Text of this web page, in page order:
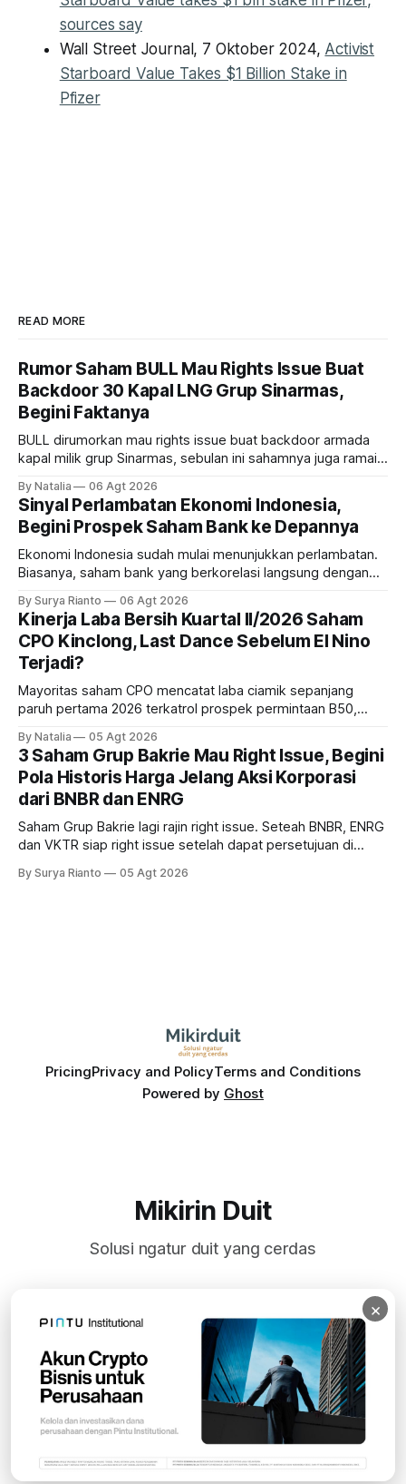
sources say
Wall Street Journal, 7 Oktober 2024, Activist
Starboard Value Takes $1 Billion Stake in
Pfizer
READ MORE
Rumor Saham BULL Mau Rights Issue Buat
Backdoor 30 Kapal LNG Grup Sinarmas,
Begini Faktanya
BULL dirumorkan mau rights issue buat backdoor armada
kapal milik grup Sinarmas, sebulan ini sahamnya juga ramai
masih menarik dilirik?
By Natalia 06 Agt 2026
Sinyal Perlambatan Ekonomi Indonesia,
Begini Prospek Saham Bank ke Depannya
Ekonomi Indonesia sudah mulai menunjukkan perlambatan.
Biasanya, saham bank yang berkorelasi langsung dengan
bank ke depannya?
By Surya Rianto 06 Agt 2026
Kinerja Laba Bersih Kuartal II/2026 Saham
CPO Kinclong, Last Dance Sebelum El Nino
Terjadi?
Mayoritas saham CPO mencatat laba ciamik sepanjang
paruh pertama 2026 terkatrol prospek permintaan B50,
diprediksi semakin terlihat mendekati 2027. Kira-kira gimana
prospeknya? apakah masih menarik dilirik sektor ini?
By Natalia 05 Agt 2026
3 Saham Grup Bakrie Mau Right Issue, Begini
Pola Historis Harga Jelang Aksi Korporasi
dari BNBR dan ENRG
Saham Grup Bakrie lagi rajin right issue. Seteah BNBR, ENRG
dan VKTR siap right issue setelah dapat persetujuan di
pola saham Grup Bakrie jelang right issue
By Surya Rianto 05 Agt 2026
PricingPrivacy and PolicyTerms and Conditions
Powered by Ghost
Mikirin Duit
Solusi ngatur duit yang cerdas
Subscribe
×